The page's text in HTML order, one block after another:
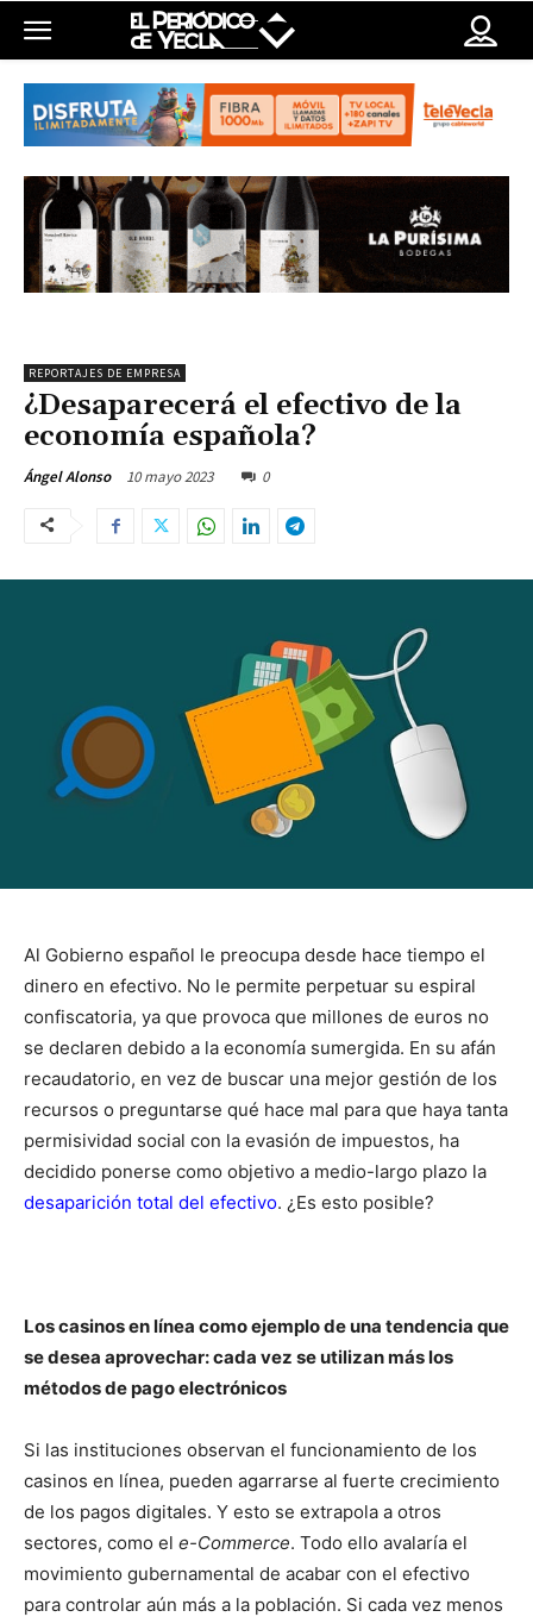
REPORTAJES DE EMPRESA
¿Desaparecerá el efectivo de la
economía española?
Ángel Alonso 10 mayo 2023 0
Al Gobierno español le preocupa desde hace tiempo el
dinero en efectivo. No le permite perpetuar su espiral
confiscatoria, ya que provoca que millones de euros no
se declaren debido a la economía sumergida. En su afán
recaudatorio, en vez de buscar una mejor gestión de los
recursos o preguntarse qué hace mal para que haya tanta
permisividad social con la evasión de impuestos, ha
decidido ponerse como objetivo a medio-largo plazo la
desaparición total del efectivo. ¿Es esto posible?
Los casinos en línea como ejemplo de una tendencia que
se desea aprovechar: cada vez se utilizan más los
métodos de pago electrónicos
Si las instituciones observan el funcionamiento de los
casinos en línea, pueden agarrarse al fuerte crecimiento
de los pagos digitales. Y esto se extrapola a otros
sectores, como el e-Commerce. Todo ello avalaría el
movimiento gubernamental de acabar con el efectivo
para controlar aún más a la población. Si cada vez menos